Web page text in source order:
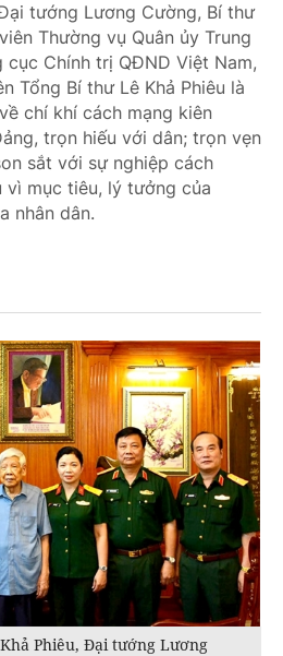
tướng Lương Cường, Bí thư
Thường vụ Quân ủy Trung
cục Chính trị QĐND Việt Nam,
Tổng Bí thư Lê Khả Phiêu là
chí khí cách mạng kiên
trọn hiếu với dân; trọn vẹn
sắt với sự nghiệp cách
vì mục tiêu, lý tưởng của
nhân dân.
Phiêu, Đại tướng Lương